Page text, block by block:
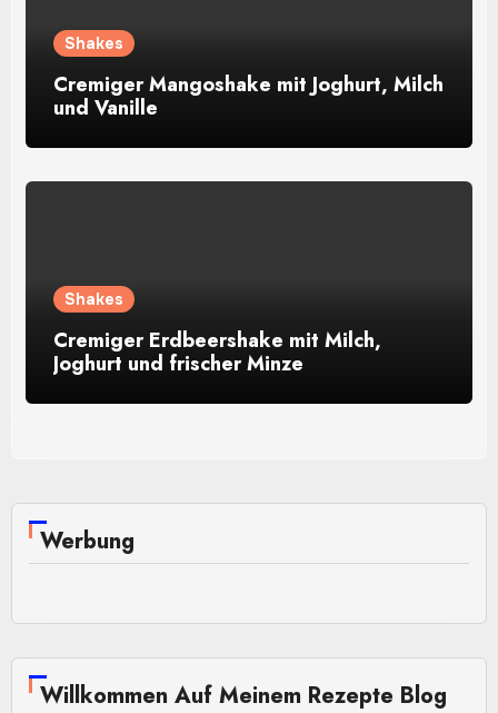
Shakes
Cremiger Mangoshake mit Joghurt, Milch
und Vanille
Shakes
Cremiger Erdbeershake mit Milch,
Joghurt und frischer Minze
Werbung
Willkommen Auf Meinem Rezepte Blog